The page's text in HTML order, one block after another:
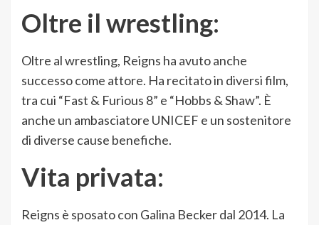
Oltre il wrestling:
Oltre al wrestling, Reigns ha avuto anche
successo come attore. Ha recitato in diversi film,
tra cui “Fast & Furious 8” e “Hobbs & Shaw”. È
anche un ambasciatore UNICEF e un sostenitore
di diverse cause benefiche.
Vita privata:
Reigns è sposato con Galina Becker dal 2014. La